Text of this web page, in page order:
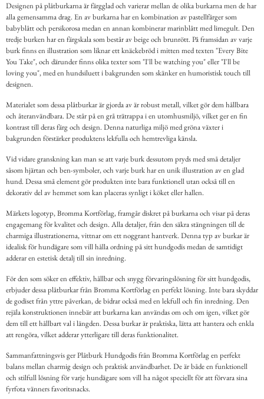
Designen på plåtburkarna är färgglad och varierar mellan de olika burkarna men de har
alla gemensamma drag. En av burkarna har en kombination av pastellfärger som
babyblått och persikorosa medan en annan kombinerar marinblått med limegult. Den
tredje burken har en färgskala som består av beige och brunrött. På framsidan av varje
burk finns en illustration som liknar ett knäckebröd i mitten med texten "Every Bite
You Take", och därunder finns olika texter som "I'll be watching you" eller "I'll be
loving you", med en hundsiluett i bakgrunden som skänker en humoristisk touch till
designen.
Materialet som dessa plåtburkar är gjorda av är robust metall, vilket gör dem hållbara
och återanvändbara. De står på en grå trätrappa i en utomhusmiljö, vilket ger en fin
kontrast till deras färg och design. Denna naturliga miljö med gröna växter i
bakgrunden förstärker produktens lekfulla och hemtrevliga känsla.
Vid vidare granskning kan man se att varje burk dessutom pryds med små detaljer
såsom hjärtan och ben-symboler, och varje burk har en unik illustration av en glad
hund. Dessa små element gör produkten inte bara funktionell utan också till en
dekorativ del av hemmet som kan placeras synligt i köket eller hallen.
Märkets logotyp, Bromma Kortförlag, framgår diskret på burkarna och visar på deras
engagemang för kvalitet och design. Alla detaljer, från den säkra stängningen till de
charmiga illustrationerna, vittnar om ett noggrant hantverk. Denna typ av burkar är
idealisk för hundägare som vill hålla ordning på sitt hundgodis medan de samtidigt
adderar en estetisk detalj till sin inredning.
För den som söker en effektiv, hållbar och snygg förvaringslösning för sitt hundgodis,
erbjuder dessa plåtburkar från Bromma Kortförlag en perfekt lösning. Inte bara skyddar
de godiset från yttre påverkan, de bidrar också med en lekfull och fin inredning. Den
rejäla konstruktionen innebär att burkarna kan användas om och om igen, vilket gör
dem till ett hållbart val i längden. Dessa burkar är praktiska, lätta att hantera och enkla
att rengöra, vilket adderar ytterligare till deras funktionalitet.
Sammanfattningsvis ger Plåtburk Hundgodis från Bromma Kortförlag en perfekt
balans mellan charmig design och praktisk användbarhet. De är både en funktionell
och stilfull lösning för varje hundägare som vill ha något speciellt för att förvara sina
fyrfota vänners favoritsnacks.